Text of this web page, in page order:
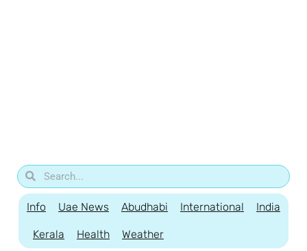
Info Uae News Abudhabi International India
Kerala Health Weather